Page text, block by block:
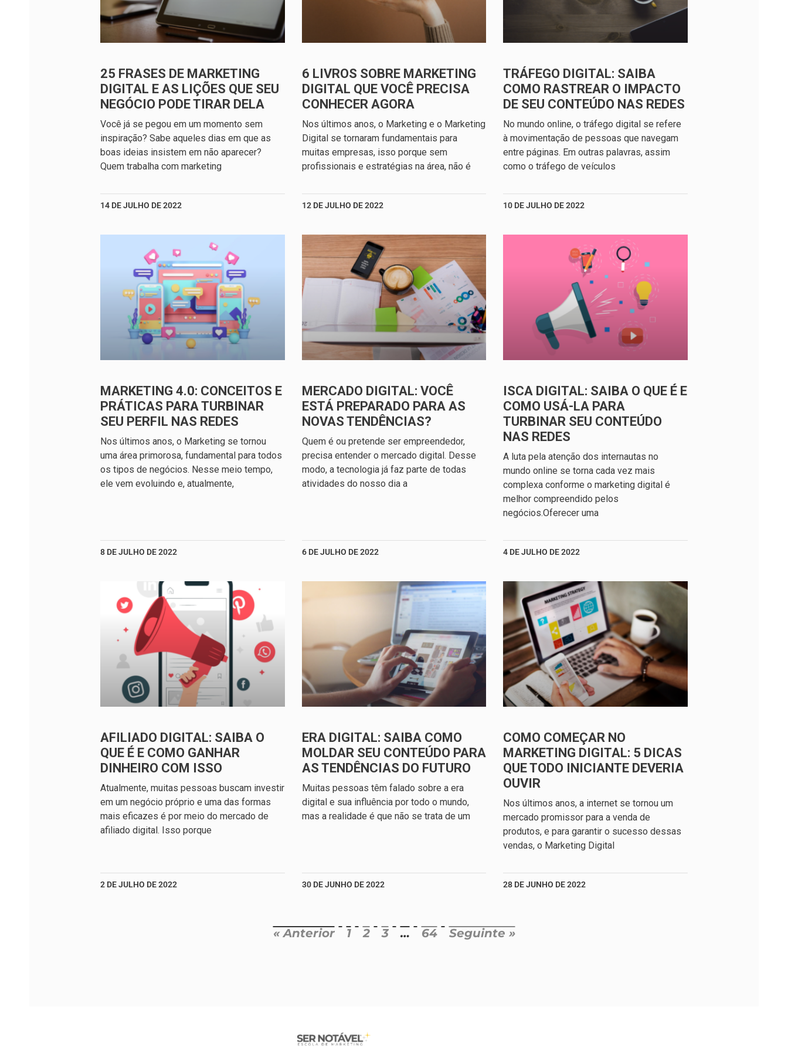
25 FRASES DE MARKETING
DIGITAL E AS LIÇÕES QUE SEU
NEGÓCIO PODE TIRAR DELA
Você já se pegou em um momento sem
inspiração? Sabe aqueles dias em que as
boas ideias insistem em não aparecer?
Quem trabalha com marketing
14 DE JULHO DE 2022
6 LIVROS SOBRE MARKETING
DIGITAL QUE VOCÊ PRECISA
CONHECER AGORA
Nos últimos anos, o Marketing e o Marketing
Digital se tornaram fundamentais para
muitas empresas, isso porque sem
profissionais e estratégias na área, não é
12 DE JULHO DE 2022
TRÁFEGO DIGITAL: SAIBA
COMO RASTREAR O IMPACTO
DE SEU CONTEÚDO NAS REDES
No mundo online, o tráfego digital se refere
à movimentação de pessoas que navegam
entre páginas. Em outras palavras, assim
como o tráfego de veículos
10 DE JULHO DE 2022
MARKETING 4.0: CONCEITOS E
PRÁTICAS PARA TURBINAR
SEU PERFIL NAS REDES
Nos últimos anos, o Marketing se tornou
uma área primorosa, fundamental para todos
os tipos de negócios. Nesse meio tempo,
ele vem evoluindo e, atualmente,
8 DE JULHO DE 2022
MERCADO DIGITAL: VOCÊ
ESTÁ PREPARADO PARA AS
NOVAS TENDÊNCIAS?
Quem é ou pretende ser empreendedor,
precisa entender o mercado digital. Desse
modo, a tecnologia já faz parte de todas
atividades do nosso dia a
6 DE JULHO DE 2022
ISCA DIGITAL: SAIBA O QUE É E
COMO USÁ-LA PARA
TURBINAR SEU CONTEÚDO
NAS REDES
A luta pela atenção dos internautas no
mundo online se torna cada vez mais
complexa conforme o marketing digital é
melhor compreendido pelos
negócios.Oferecer uma
4 DE JULHO DE 2022
AFILIADO DIGITAL: SAIBA O
QUE É E COMO GANHAR
DINHEIRO COM ISSO
Atualmente, muitas pessoas buscam investir
em um negócio próprio e uma das formas
mais eficazes é por meio do mercado de
afiliado digital. Isso porque
2 DE JULHO DE 2022
ERA DIGITAL: SAIBA COMO
MOLDAR SEU CONTEÚDO PARA
AS TENDÊNCIAS DO FUTURO
Muitas pessoas têm falado sobre a era
digital e sua influência por todo o mundo,
mas a realidade é que não se trata de um
30 DE JUNHO DE 2022
COMO COMEÇAR NO
MARKETING DIGITAL: 5 DICAS
QUE TODO INICIANTE DEVERIA
OUVIR
Nos últimos anos, a internet se tornou um
mercado promissor para a venda de
produtos, e para garantir o sucesso dessas
vendas, o Marketing Digital
28 DE JUNHO DE 2022
« Anterior 1 2 3 … 64 Seguinte »